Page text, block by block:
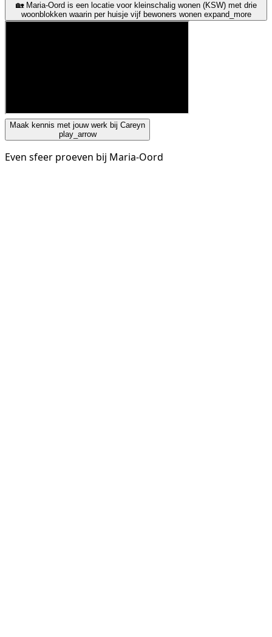
🏡 Maria-Oord is een locatie voor kleinschalig wonen (KSW) met drie
woonblokken waarin per huisje vijf bewoners wonen expand_more
Maak kennis met jouw werk bij Careyn
play_arrow
Even sfeer proeven bij Maria-Oord